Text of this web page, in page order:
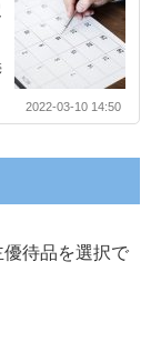
2022-03-10 14:50
待品を選択で